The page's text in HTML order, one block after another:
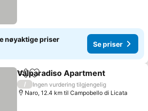
nøyaktige priser
Se priser
Del Legg til i favoritter
Valparadiso Apartment
/
Ingen vurdering tilgjengelig
Naro, 12.4 km til Campobello di Licata